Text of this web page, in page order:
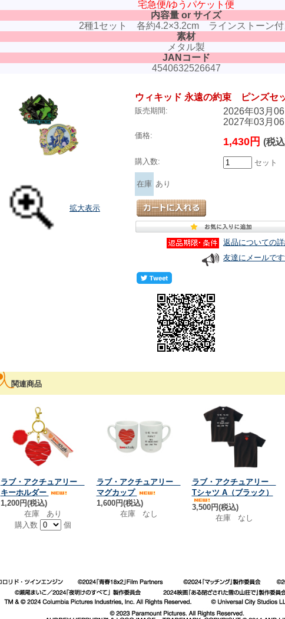
宅急便/ゆうパケット便
内容量 or サイズ
2種1セット 各約4.2×3.2cm ラインストーン付
素材
メタル製
JANコード
4540632526647
拡大表示
ウィキッド 永遠の約束 ピンズセ
販売期間:
2026年03月
2027年03月
価格:
1,430円 (税
購入数: セット
在庫 あり
返品についての
友達にメールで
関連商品
ラブ・アクチュアリー
キーホルダー
1,200円(税込)
在庫 あり
購入数
個
ラブ・アクチュアリー
マグカップ
1,600円(税込)
在庫 なし
ラブ・アクチュアリー
Tシャツ A（ブラック）
3,500円(税込)
在庫 なし